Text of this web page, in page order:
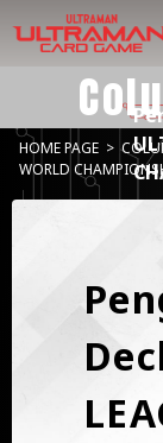
HOME PAGE >
WORLD